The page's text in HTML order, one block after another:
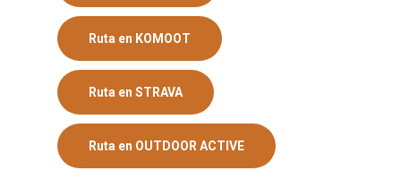
Ruta en KOMOOT
Ruta en STRAVA
Ruta en OUTDOOR ACTIVE